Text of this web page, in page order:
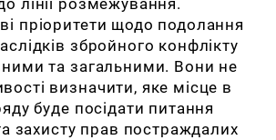
лінії розмежування.
пріоритети щодо подолання
збройного конфлікту
та загальними. Вони не
визначити, яке місце в
буде посідати питання
та захисту прав постраждалих